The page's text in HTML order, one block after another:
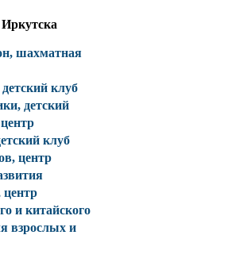
шахматная
детский клуб
детский
клуб
центр
и китайского
взрослых и